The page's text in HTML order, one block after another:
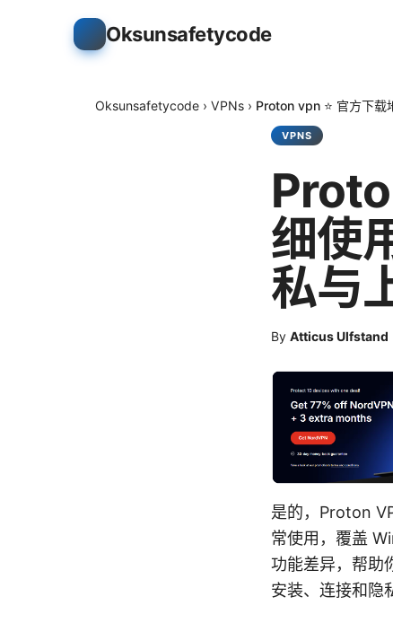
Oksunsafetycode
Oksunsafetycode › VPNs › Proton vpn ⭐ 官方下载
VPNS
细使
私与
By Atticus Ulfstand
是的，Proton
常使用，覆盖
功能差异，帮助
安装、连接和隐